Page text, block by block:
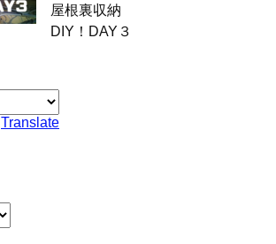
屋根裏収納
DIY！DAY３
Translate